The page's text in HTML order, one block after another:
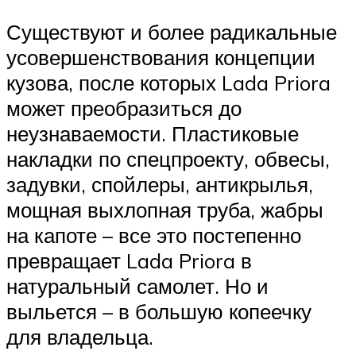
Существуют и более радикальные
усовершенствования концепции
кузова, после которых Lada Priora
может преобразиться до
неузнаваемости. Пластиковые
накладки по спецпроекту, обвесы,
задувки, спойлеры, антикрылья,
мощная выхлопная труба, жабры
на капоте – все это постепенно
превращает Lada Priora в
натуральный самолет. Но и
выльется – в большую копеечку
для владельца.